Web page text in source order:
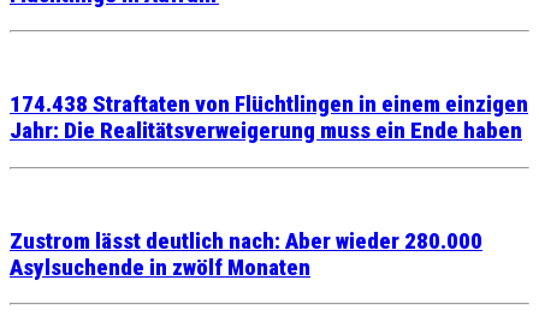
174.438 Straftaten von Flüchtlingen in einem einzigen
Jahr: Die Realitätsverweigerung muss ein Ende haben
Zustrom lässt deutlich nach: Aber wieder 280.000
Asylsuchende in zwölf Monaten